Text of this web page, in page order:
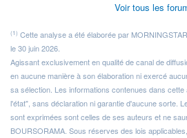
Voir tous les
(1) Cette analyse a été élaborée par
le 30 juin 2026.
Agissant exclusivement en qualité de canal de
en aucune manière à son élaboration ni exercé
sa sélection. Les informations contenues dans
l'état", sans déclaration ni garantie d'aucune sorte.
sont exprimées sont celles de ses auteurs et ne
BOURSORAMA. Sous réserves des lois